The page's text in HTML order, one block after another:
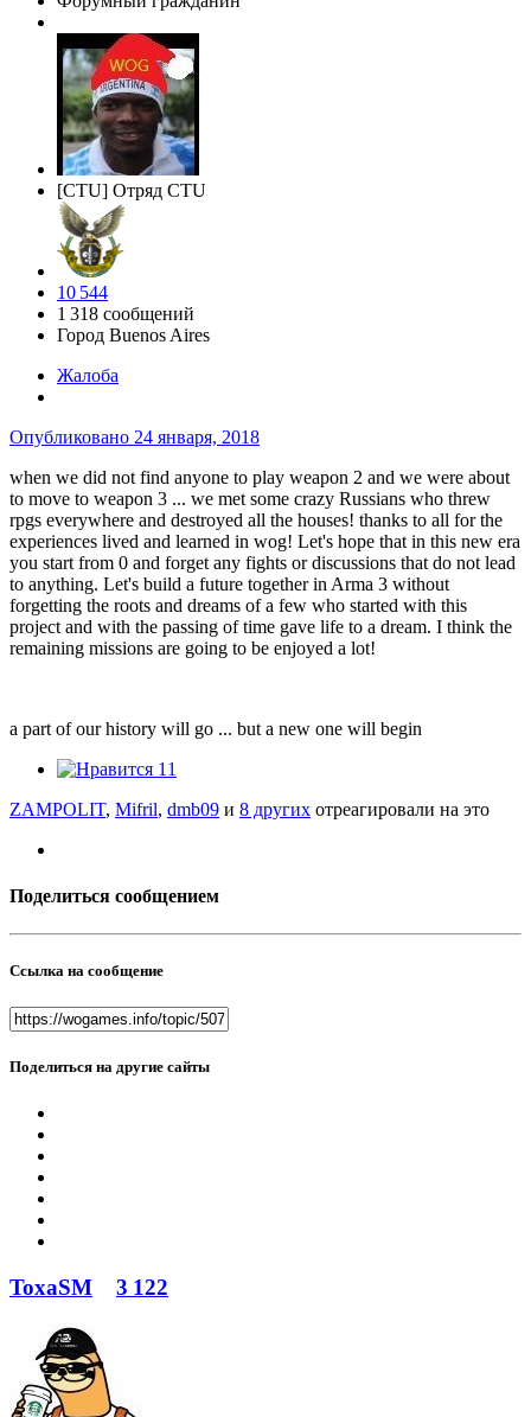
[CTU] Отряд CTU
10 544
1 318 сообщений
Город Buenos Aires
Жалоба
Опубликовано 24 января, 2018
when we did not find anyone to play weapon 2 and we were about
to move to weapon 3 ... we met some crazy Russians who threw
rpgs everywhere and destroyed all the houses! thanks to all for the
experiences lived and learned in wog! Let's hope that in this new era
you start from 0 and forget any fights or discussions that do not lead
to anything. Let's build a future together in Arma 3 without
forgetting the roots and dreams of a few who started with this
project and with the passing of time gave life to a dream. I think the
remaining missions are going to be enjoyed a lot!
a part of our history will go ... but a new one will begin
11
ZAMPOLIT, Mifril, dmb09 и 8 других отреагировали на это
Поделиться сообщением
Ссылка на сообщение
Поделиться на другие сайты
ToxaSM 3 122